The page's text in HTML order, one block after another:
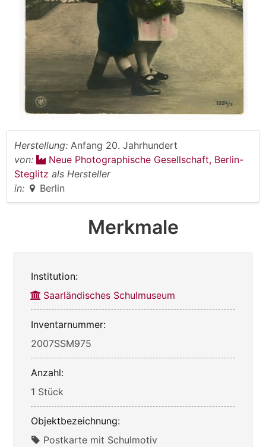
Herstellung: Anfang 20. Jahrhundert
von:
Neue Photographische Gesellschaft, Berlin-
Steglitz als Hersteller
in:
Berlin
Merkmale
Institution:
Saarländisches Schulmuseum
Inventarnummer:
2007SSM975
Anzahl:
1 Stück
Objektbezeichnung:
Postkarte mit Schulmotiv